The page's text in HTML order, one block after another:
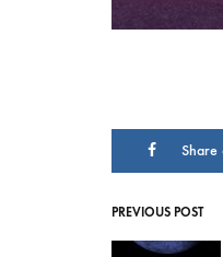
美
麗
越
Share
Post
PREVIOUS POST